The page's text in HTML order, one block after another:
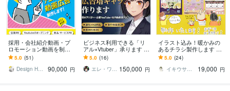
採用・会社紹介動画・プ
ロモーション動画を制作
します 複雑な内容を分か
りやすく伝えるインフォ
グラフィック動画に特化
5.0 (51)
Design Head
90,000 円
ビジネス利用できる「リ
アル×Vtuber」承ります 広
告塔モデル制作【リアル
タッチ/AI自動音声/人物寄
せ可能】
5.0 (16)
エレ・ワークス｜Vtuber制作 150,000 円
イラスト込み！暖かみの
あるチラシ製作します オ
リジナルイラストで目を
惹くデザインに！
5.0 (24)
イキウサ｜イキウサデザイン
19,000 円